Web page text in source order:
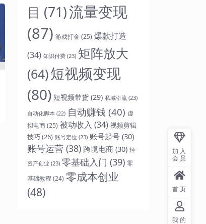
目 (71)流量变现
(87) 游戏打金(25) 爆款打造
(34) 知识付费 (23) 矩阵放大
(64)短视频变现
(80) 短视频带货 (29) 私域引流 (23)
自动化脚本 (22) 自动赚钱 (40) 虚
拟电商(25) 被动收入 (34) 视频剪辑
技巧(26) 账号定位 (23) 账号起号 (30)
账号运营 (38) 跨境电商 (30) 轻
资产创业 (23) 零基础入门 (39) 零
基础教程 (24) 零成本创业
(48)
加入
会员
首页
我的